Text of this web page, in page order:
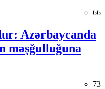
66
Azərbaycanda
məşğulluğuna
73